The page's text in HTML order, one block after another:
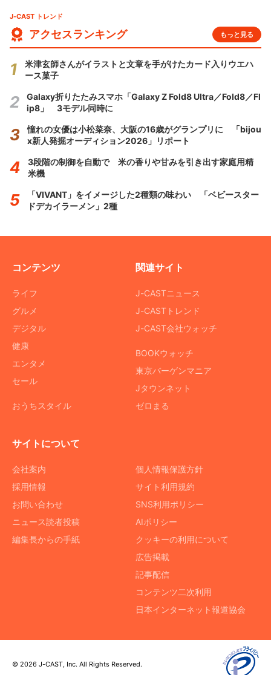
J-CAST トレンド
アクセスランキング もっと見る
米津玄師さんがイラストと文章を手がけたカード入りウエハ
ース菓子
Galaxy折りたたみスマホ「Galaxy Z Fold8 Ultra／Fold8／Fl
ip8」 3モデル同時に
憧れの女優は小松菜奈、大阪の16歳がグランプリに 「bijou
x新人発掘オーディション2026」リポート
3段階の制御を自動で 米の香りや甘みを引き出す家庭用精
米機
「VIVANT」をイメージした2種類の味わい 「ベビースター
ドデカイラーメン」2種
コンテンツ
ライフ
グルメ
デジタル
健康
エンタメ
セール
おうちスタイル
関連サイト
J-CASTニュース
J-CASTトレンド
J-CAST会社ウォッチ
BOOKウォッチ
東京バーゲンマニア
Jタウンネット
ゼロまる
サイトについて
会社案内
採用情報
お問い合わせ
ニュース読者投稿
編集長からの手紙
個人情報保護方針
サイト利用規約
SNS利用ポリシー
AIポリシー
クッキーの利用について
広告掲載
記事配信
コンテンツ二次利用
日本インターネット報道協会
© 2026 J-CAST, Inc. All Rights Reserved.